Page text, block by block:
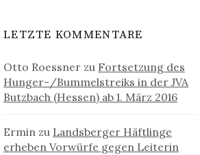
LETZTE KOMMENTARE
Otto Roessner zu Fortsetzung des
Hunger-/Bummelstreiks in der JVA
Butzbach (Hessen) ab 1. März 2016
Ermin zu Landsberger Häftlinge
erheben Vorwürfe gegen Leiterin